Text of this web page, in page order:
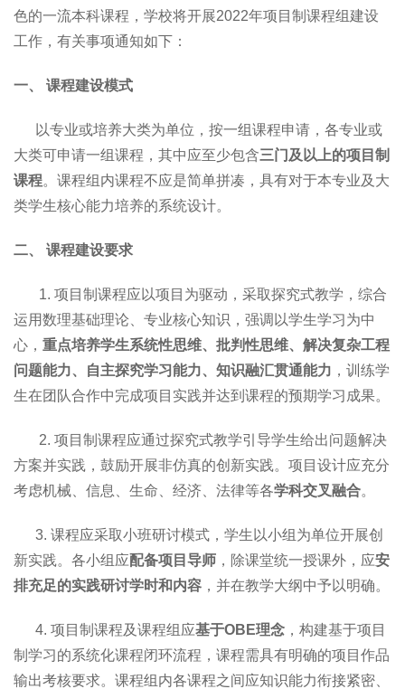
色的一流本科课程，学校将开展2022年项目制课程组建设
工作，有关事项通知如下：
一、 课程建设模式
以专业或培养大类为单位，按一组课程申请，各专业或
大类可申请一组课程，其中应至少包含三门及以上的项目制
课程。课程组内课程不应是简单拼凑，具有对于本专业及大
类学生核心能力培养的系统设计。
二、 课程建设要求
1. 项目制课程应以项目为驱动，采取探究式教学，综合
运用数理基础理论、专业核心知识，强调以学生学习为中
心， 重点培养学生系统性思维、批判性思维、解决复杂工程
问题能力、自主探究学习能力、知识融汇贯通能力 ，训练学
生在团队合作中完成项目实践并达到课程的预期学习成果。
2. 项目制课程应通过探究式教学引导学生给出问题解决
方案并实践，鼓励开展非仿真的创新实践。项目设计应充分
考虑机械、信息、生命、经济、法律等各学科交叉融合。
3. 课程应采取小班研讨模式，学生以小组为单位开展创
新实践。各小组应配备项目导师 ，除课堂统一授课外，应安
排充足的实践研讨学时和内容 ，并在教学大纲中予以明确。
4. 项目制课程及课程组应基于OBE理念 ，构建基于项目
制学习的系统化课程闭环流程，课程需具有明确的项目作品
输出考核要求。课程组内各课程之间应知识能力衔接紧密、